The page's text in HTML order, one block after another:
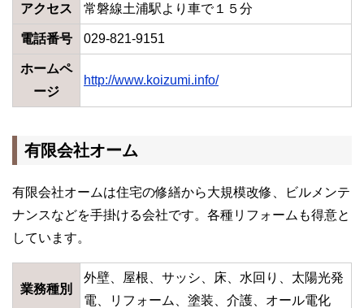
アクセス 常磐線土浦駅より車で１５分
電話番号 029-821-9151
ホームペ
ージ
http://www.koizumi.info/
有限会社オーム
有限会社オームは住宅の修繕から大規模改修、ビルメンテ
ナンスなどを手掛ける会社です。各種リフォームも得意と
しています。
業務種別
外壁、屋根、サッシ、床、水回り、太陽光発
電、リフォーム、塗装、介護、オール電化